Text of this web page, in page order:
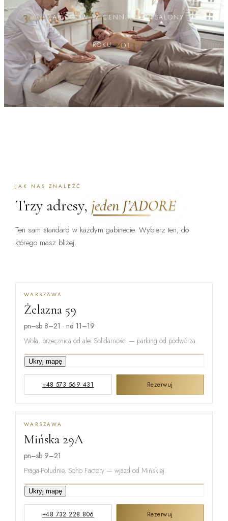
300+ ZABIEGÓW W CENNIKU·3 SALONY·OD
ROKU 2013
JAK NAS ZNALEŹĆ
Trzy adresy, jeden J’ADORE
Ten sam standard w każdym gabinecie. Wybierz ten, do
którego masz bliżej.
WARSZAWA
Żelazna 59
pn–sb 8–21 · nd 11–19
Wola, przecznica od alei Solidarności — parking od podwórza.
GRZYBOWSKA
ŻELAZNA
Ukryj mapę
+48 573 569 431 Rezerwuj
WARSZAWA
Mińska 29A
pn–sb 9–21
Praga-Południe, Soho Factory — wjazd od Mińskiej.
ŻUPNICZA
Ukryj mapę
+48 732 228 806 Rezerwuj